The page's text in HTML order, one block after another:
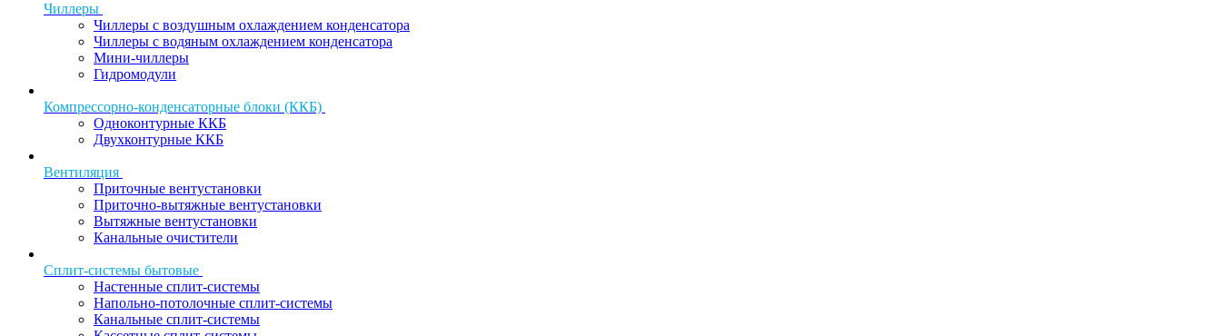
Чиллеры
Чиллеры с воздушным охлаждением конденсатора
Чиллеры с водяным охлаждением конденсатора
Мини-чиллеры
Гидромодули
Компрессорно-конденсаторные блоки (ККБ)
Одноконтурные ККБ
Двухконтурные ККБ
Вентиляция
Приточные вентустановки
Приточно-вытяжные вентустановки
Вытяжные вентустановки
Канальные очистители
Сплит-системы бытовые
Настенные сплит-системы
Напольно-потолочные сплит-системы
Канальные сплит-системы